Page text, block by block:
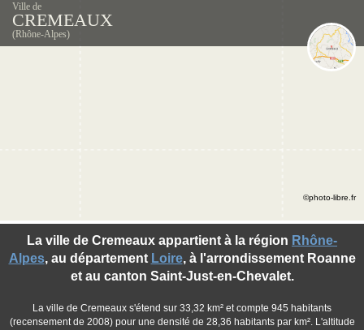
Ville de
CREMEAUX
(Rhône-Alpes)
La ville de Cremeaux appartient à la région Rhône-
Alpes, au département Loire, à l'arrondissement Roanne
et au canton Saint-Just-en-Chevalet.
La ville de Cremeaux s'étend sur 33,32 km² et compte 945 habitants
(recensement de 2008) pour une densité de 28,36 habitants par km². L'altitude
©photo-libre.fr